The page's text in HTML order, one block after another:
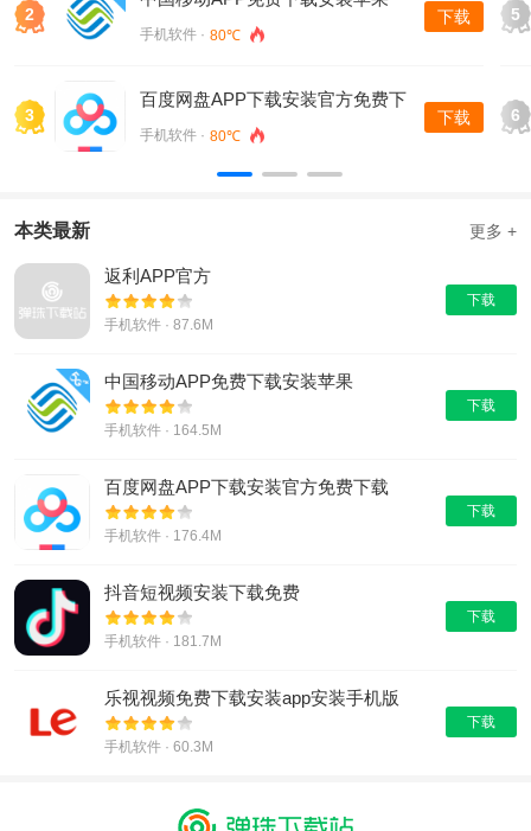
2
手机软件 · 80℃
下载
3
百度网盘APP下载安装官方免费下
手机软件 · 80℃
下载
5
6
本类最新 更多 +
返利APP官方
手机软件 · 87.6M
下载
中国移动APP免费下载安装苹果
手机软件 · 164.5M
下载
百度网盘APP下载安装官方免费下载
手机软件 · 176.4M
下载
抖音短视频安装下载免费
手机软件 · 181.7M
下载
乐视视频免费下载安装app安装手机版
手机软件 · 60.3M
下载